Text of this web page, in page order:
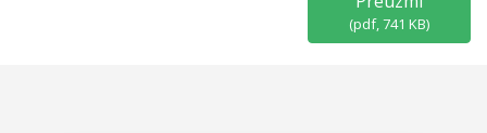
(pdf,741 KB)